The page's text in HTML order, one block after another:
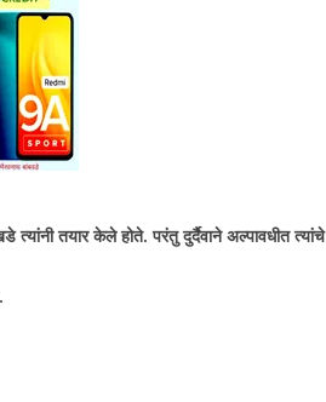
तयार केले होते. परंतु दुर्दैवाने अल्पावधीत त्यांचे